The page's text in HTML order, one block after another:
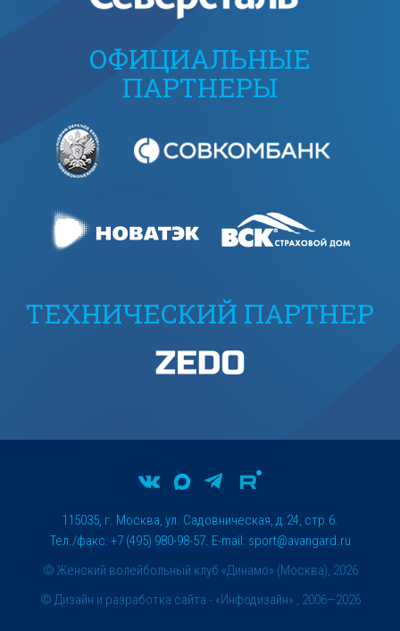
ОФИЦИАЛЬНЫЕ
ПАРТНЕРЫ
ТЕХНИЧЕСКИЙ ПАРТНЕР
© Женский волейбольный клуб «Динамо» (Москва), 2026
115035, г. Москва, ул. Садовническая, д.24, стр.6.
Тел./факс: +7 (495) 980-98-57. E-mail: sport@avangard.ru
© Дизайн и разработка сайта - «Инфодизайн» , 2006—2026